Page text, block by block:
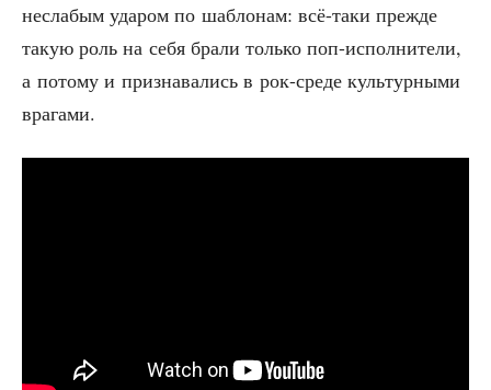
несла­бым уда­ром по шаб­ло­нам: всё-таки преж­де
такую роль на себя бра­ли толь­ко поп-испол­ни­те­ли,
а пото­му и при­зна­ва­лись в рок-сре­де куль­тур­ны­ми
врагами.